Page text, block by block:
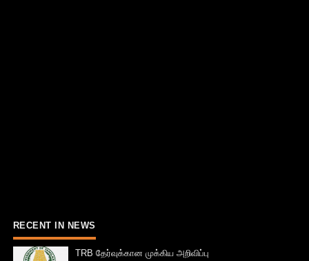
RECENT IN NEWS
TRB தேர்வுக்கான முக்கிய அறிவிப்பு